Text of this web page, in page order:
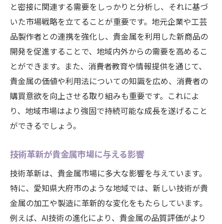
と密接に関連する需要をしっかりと分析し、それに基づ
いた市場戦略を立てることが重要です。地元企業や工芸
品製作者との連携を強化し、貴金属を利用した新商品の
開発を促進することで、地域内外からの需要を高めるこ
とができます。また、消費者教育や情報提供を通じて、
貴金属の価値や利用法についての知識を広め、消費者の
購買意欲を向上させる取り組みも重要です。これによ
り、地域市場はより強固で持続可能な成長を遂げること
ができるでしょう。
技術革新が貴金属市場に与える影響
技術革新は、貴金属市場に多大な影響を与えています。
特に、愛知県大府市のような地域では、新しい技術が貴
金属の加工や製造に革新的な変化をもたらしています。
例えば、AI技術の進化により、貴金属の品質評価がより